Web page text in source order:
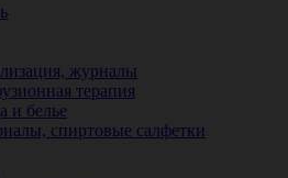
журналы
терапия
и белье
спиртовые салфетки